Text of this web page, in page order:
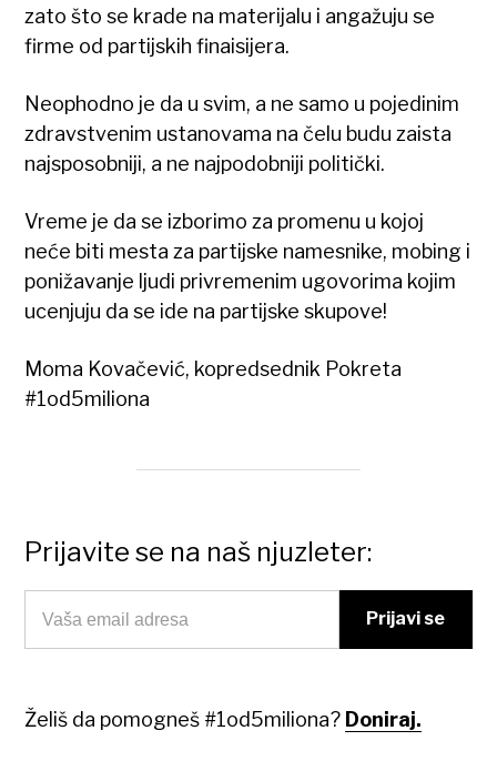
zato što se krade na materijalu i angažuju se
firme od partijskih finaisijera.
Neophodno je da u svim, a ne samo u pojedinim
zdravstvenim ustanovama na čelu budu zaista
najsposobniji, a ne najpodobniji politički.
Vreme je da se izborimo za promenu u kojoj
neće biti mesta za partijske namesnike, mobing i
ponižavanje ljudi privremenim ugovorima kojim
ucenjuju da se ide na partijske skupove!
Moma Kovačević, kopredsednik Pokreta
#1od5miliona
Prijavite se na naš njuzleter:
Želiš da pomogneš #1od5miliona? Doniraj.